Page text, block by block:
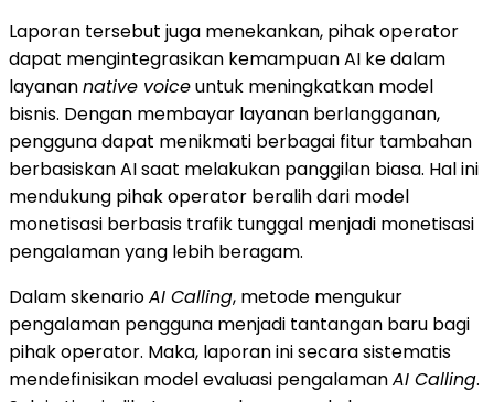
Laporan tersebut juga menekankan, pihak operator
dapat mengintegrasikan kemampuan AI ke dalam
layanannative voiceuntuk meningkatkan model
bisnis. Dengan membayar layanan berlangganan,
pengguna dapat menikmati berbagai fitur tambahan
berbasiskan AI saat melakukan panggilan biasa. Hal ini
mendukung pihak operator beralih dari model
monetisasi berbasis trafik tunggal menjadi monetisasi
pengalaman yang lebih beragam.
Dalam skenarioAI Calling, metode mengukur
pengalaman pengguna menjadi tantangan baru bagi
pihak operator. Maka, laporan ini secara sistematis
mendefinisikan model evaluasi pengalamanAI Calling.